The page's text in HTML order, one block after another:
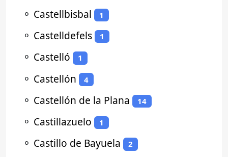
⚬ Castellbisbal 1
⚬ Castelldefels 1
⚬ Castelló 1
⚬ Castellón 4
⚬ Castellón de la Plana 14
⚬ Castillazuelo 1
⚬ Castillo de Bayuela 2